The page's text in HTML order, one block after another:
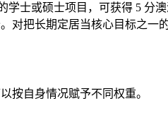
士或硕士项目，可获得 5 分
把长期定居当核心目标之一
按自身情况赋予不同权重。